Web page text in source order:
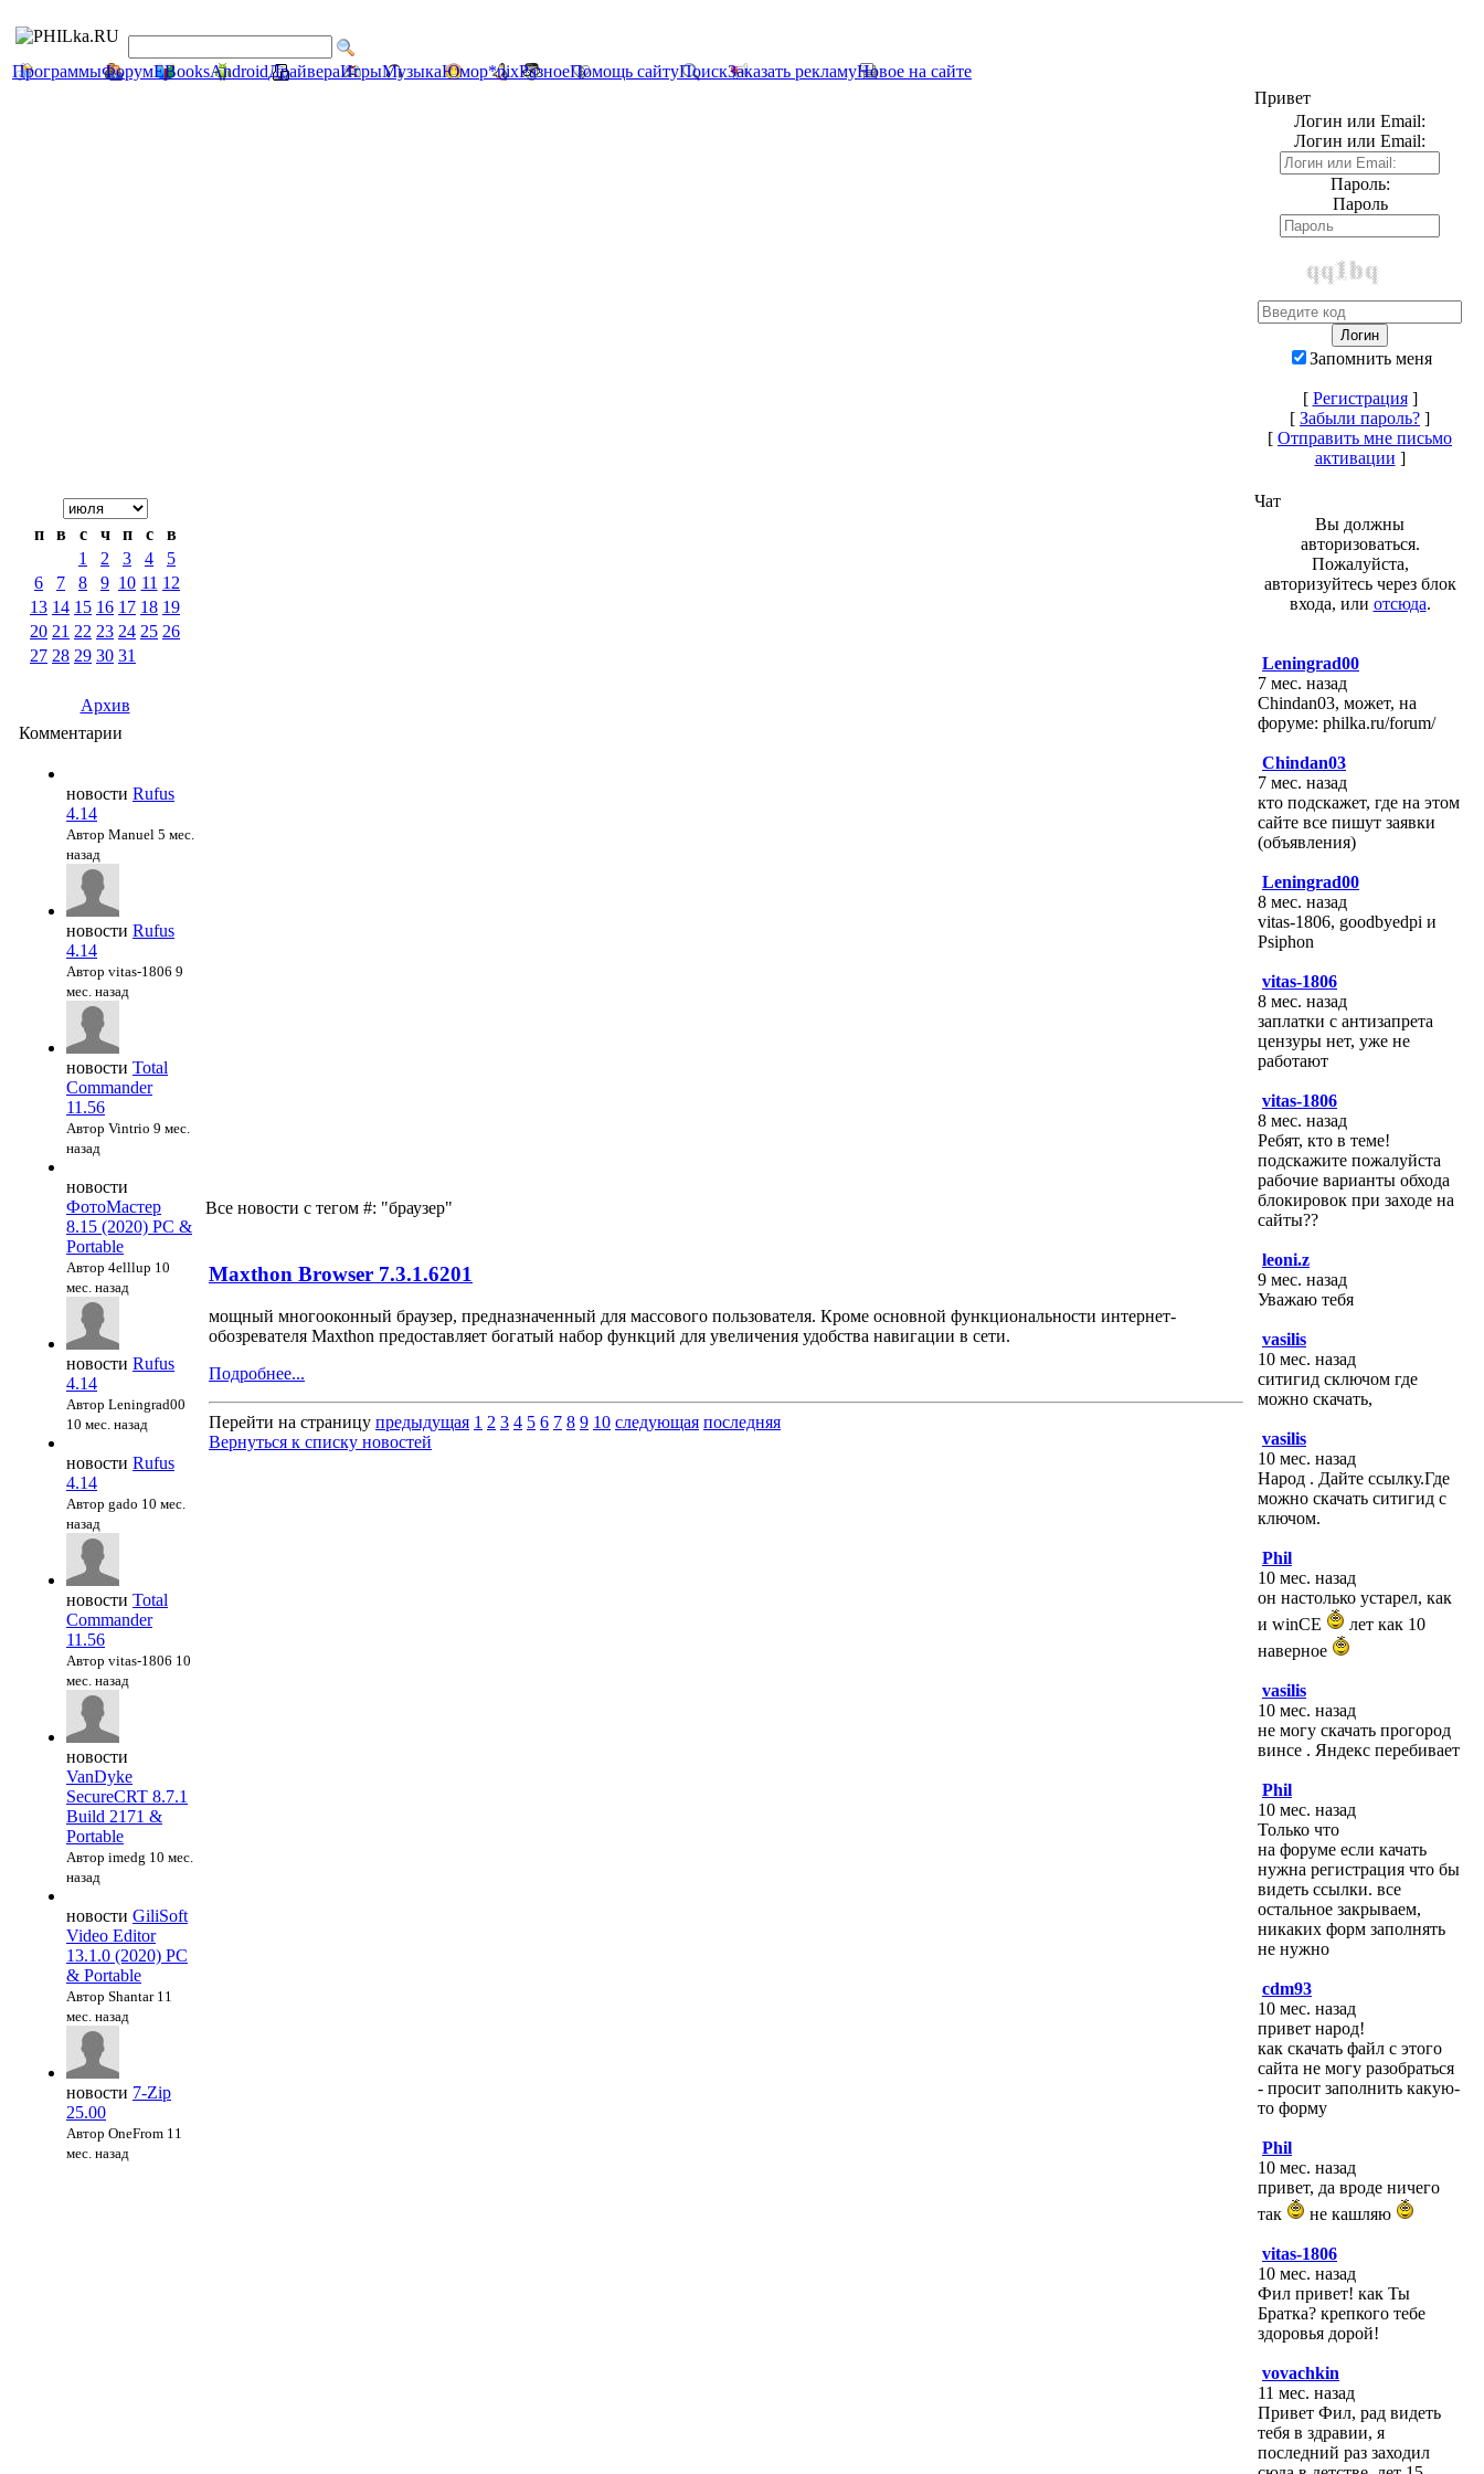
ПрограммыФорумEBooksAndroidДрайвераИгрыМузыкаЮмор*nixРазноеПомощь сайтуПоискЗаказать рекламуНовое на сайте
п в с ч п с
в
1
2 3 4
5
6
7 8 9 10 11 12
13 14 15 16 17 18 19
20 21 22 23 24 25 26
27 28 29 30 31
Архив
Комментарии
новости Rufus
4.14
Автор Manuel 5 мес.
назад
новости Rufus
4.14
Автор vitas-1806 9
мес. назад
новости Total
Commander
11.56
Автор Vintrio 9 мес.
назад
новости
ФотоМастер
8.15 (2020) PC &
Portable
Автор 4elllup 10
мес. назад
новости Rufus
4.14
Автор Leningrad00
10 мес. назад
новости Rufus
4.14
Автор gado 10 мес.
назад
новости Total
Commander
11.56
Автор vitas-1806 10
мес. назад
новости
VanDyke
SecureCRT 8.7.1
Build 2171 &
Portable
Автор imedg 10 мес.
назад
новости GiliSoft
Video Editor
13.1.0 (2020) PC
& Portable
Автор Shantar 11
мес. назад
новости 7-Zip
25.00
Автор OneFrom 11
мес. назад
Все новости с тегом #: "браузер"
Maxthon Browser 7.3.1.6201
мощный многооконный браузер, предназначенный для массового пользователя. Кроме основной функциональности интернет-
обозревателя Maxthon предоставляет богатый набор функций для увеличения удобства навигации в сети.
Подробнее...
Перейти на страницу предыдущая 1 2 3 4 5 6 7 8 9 10 следующая последняя
Вернуться к списку новостей
Привет
Логин или Email:
Логин или Email:
Пароль:
Пароль
Запомнить меня
[ Регистрация]
[ Забыли пароль? ]
[ Отправить мне письмо
активации ]
Чат
Вы должны
авторизоваться.
Пожалуйста,
авторизуйтесь через блок
входа, или отсюда.
Leningrad00
7 мес. назад
Chindan03, может, на
форуме: philka.ru/forum/
Chindan03
7 мес. назад
кто подскажет, где на этом
сайте все пишут заявки
(объявления)
Leningrad00
8 мес. назад
vitas-1806, goodbyedpi и
Psiphon
vitas-1806
8 мес. назад
заплатки с антизапрета
цензуры нет, уже не
работают
vitas-1806
8 мес. назад
Ребят, кто в теме!
подскажите пожалуйста
рабочие варианты обхода
блокировок при заходе на
сайты??
leoni.z
9 мес. назад
Уважаю тебя
vasilis
10 мес. назад
ситигид сключом где
можно скачать,
vasilis
10 мес. назад
Народ . Дайте ссылку.Где
можно скачать ситигид с
ключом.
Phil
10 мес. назад
он настолько устарел, как
и winCE
лет как 10
наверное
vasilis
10 мес. назад
не могу скачать прогород
винсе . Яндекс перебивает
Phil
10 мес. назад
Только что
на форуме если качать
нужна регистрация что бы
видеть ссылки. все
остальное закрываем,
никаких форм заполнять
не нужно
cdm93
10 мес. назад
привет народ!
как скачать файл с этого
сайта не могу разобраться
- просит заполнить какую-
то форму
Phil
10 мес. назад
привет, да вроде ничего
так
не кашляю
vitas-1806
10 мес. назад
Фил привет! как Ты
Братка? крепкого тебе
здоровья дорой!
vovachkin
11 мес. назад
Привет Фил, рад видеть
тебя в здравии, я
последний раз заходил